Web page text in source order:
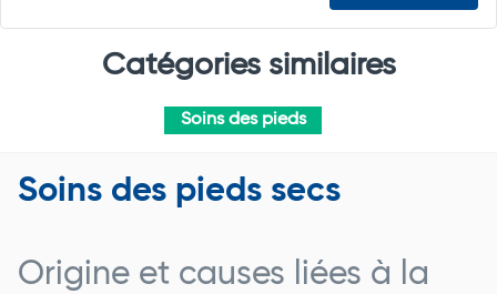
Catégories similaires
Soins des pieds
Soins des pieds secs
Origine et causes liées à la